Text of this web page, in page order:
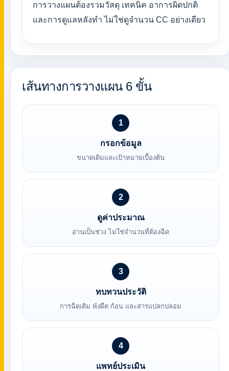
การวางแผนต้องรวมวัสดุ เทคนิค อาการผิดปกติ
และการดูแลหลังทำ ไม่ใช่ดูจำนวน CC อย่างเดียว
เส้นทางการวางแผน 6 ขั้น
1
กรอกข้อมูล
ขนาดเดิมและเป้าหมายเบื้องต้น
2
ดูค่าประมาณ
อ่านเป็นช่วง ไม่ใช่จำนวนที่ต้องฉีด
3
ทบทวนประวัติ
การฉีดเดิม พังผืด ก้อน และสารแปลกปลอม
4
แพทย์ประเมิน